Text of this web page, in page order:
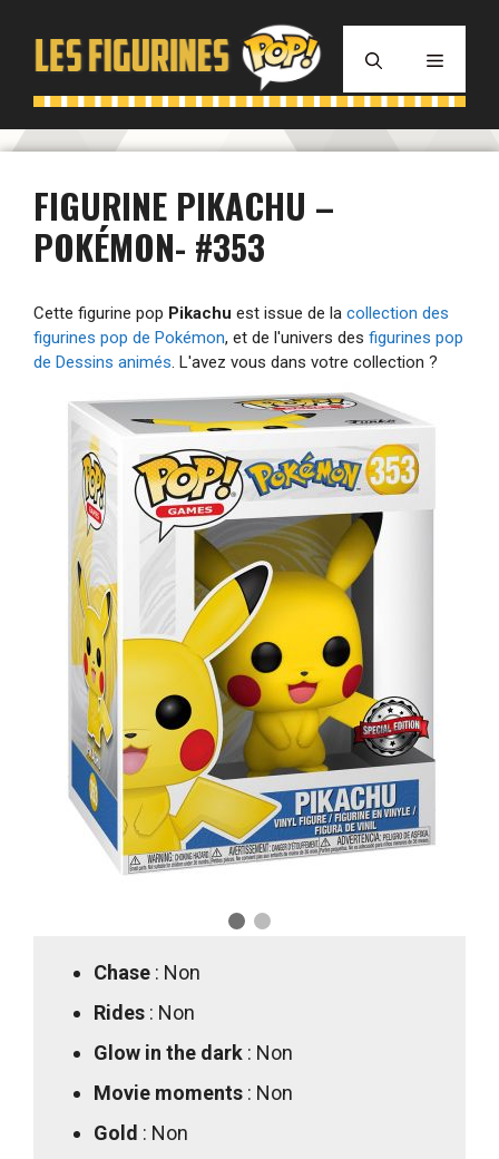
contenu
MENU
FIGURINE PIKACHU –
POKÉMON- #353
Cette figurine pop Pikachu est issue de la collection des
figurines pop de Pokémon, et de l'univers des figurines pop
de Dessins animés. L'avez vous dans votre collection ?
Chase : Non
Rides : Non
Glow in the dark : Non
Movie moments : Non
Gold : Non